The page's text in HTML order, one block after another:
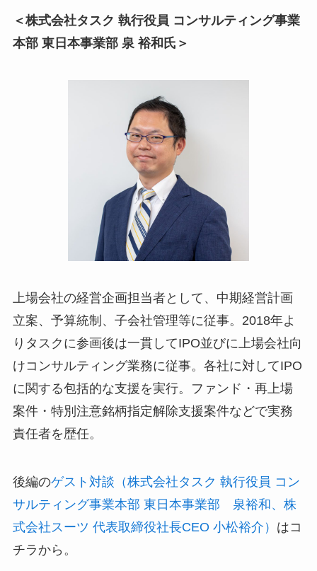
＜株式会社タスク 執行役員 コンサルティング事業
本部 東日本事業部 泉 裕和氏 ＞
上場会社の経営企画担当者として、中期経営計画
立案、予算統制、子会社管理等に従事。2018年よ
りタスクに参画後は一貫してIPO並びに上場会社向
けコンサルティング業務に従事。各社に対してIPO
に関する包括的な支援を実行。ファンド・再上場
案件・特別注意銘柄指定解除支援案件などで実務
責任者を歴任。
後編のゲスト対談（株式会社タスク 執行役員 コン
サルティング事業本部 東日本事業部 泉裕和、株
式会社スーツ 代表取締役社長CEO 小松裕介） はコ
チラから。